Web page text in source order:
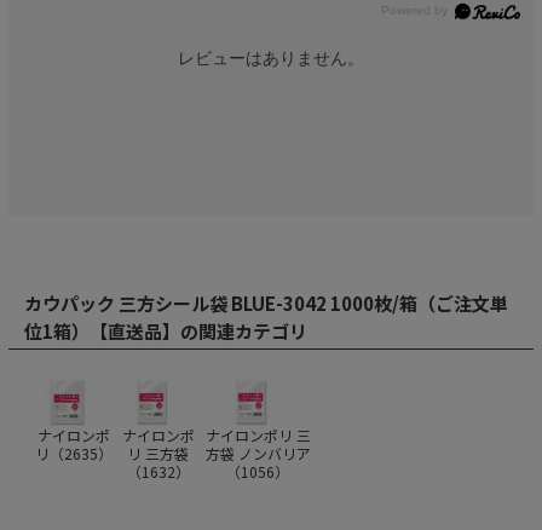
レビューはありません。
カウパック 三方シール袋 BLUE-3042 1000枚/箱（ご注文単
位1箱）【直送品】の関連カテゴリ
ナイロンポ
リ（2635）
ナイロンポ
リ 三方袋
（1632）
ナイロンポリ 三
方袋 ノンバリア
（1056）